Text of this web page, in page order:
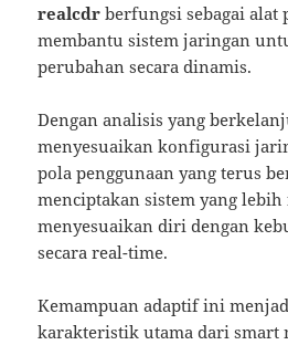
realcdr berfungsi sebagai alat
membantu sistem jaringan
perubahan secara dinamis.
Dengan analisis yang
menyesuaikan konfigurasi
pola penggunaan yang terus
menciptakan sistem yang
menyesuaikan diri dengan
secara real-time.
Kemampuan adaptif ini
karakteristik utama dari smart